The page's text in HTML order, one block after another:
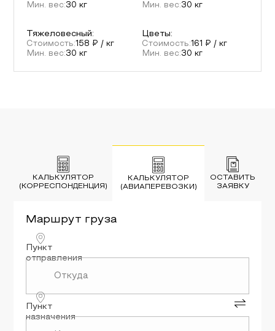
Мин. вес:30 кг
Мин. вес:30 кг
Тяжеловесный:
Стоимость:158 ₽ / кг
Мин. вес:30 кг
Цветы:
Стоимость:161
₽ / кг
Мин. вес:30 кг
КАЛЬКУЛЯТОР
(КОРРЕСПОНДЕНЦИЯ)
КАЛЬКУЛЯТОР
(АВИАПЕРЕВОЗКИ)
ОСТАВИТЬ
ЗАЯВКУ
Маршрут груза
Пункт
отправления
Пункт
назначения